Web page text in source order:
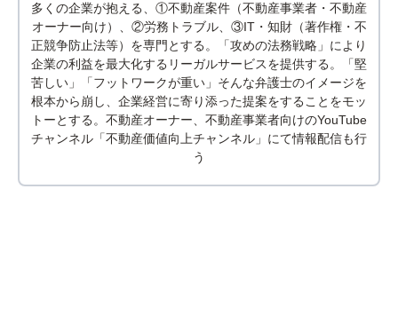
多くの企業が抱える、①不動産案件（不動産事業者・不動産
オーナー向け）、②労務トラブル、③IT・知財（著作権・不
正競争防止法等）を専門とする。「攻めの法務戦略」により
企業の利益を最大化するリーガルサービスを提供する。「堅
苦しい」「フットワークが重い」そんな弁護士のイメージを
根本から崩し、企業経営に寄り添った提案をすることをモッ
トーとする。不動産オーナー、不動産事業者向けのYouTube
チャンネル「不動産価値向上チャンネル」にて情報配信も行
う